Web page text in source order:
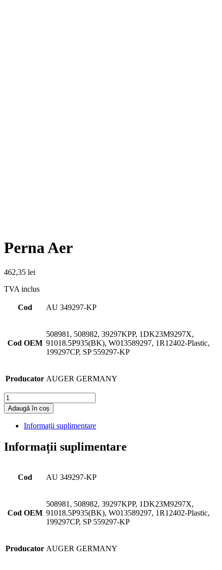
Perna Aer
462,35 lei
TVA inclus
Cod AU 349297-KP
Cod OEM
508981, 508982, 39297KPP, 1DK23M9297X,
91018.5P935(BK), W013589297, 1R12402-Plastic,
199297CP, SP 559297-KP
Producator AUGER GERMANY
Cantitate
Adaugă în coș
Informații suplimentare
Informații suplimentare
Cod AU 349297-KP
Cod OEM
508981, 508982, 39297KPP, 1DK23M9297X,
91018.5P935(BK), W013589297, 1R12402-Plastic,
199297CP, SP 559297-KP
Producator AUGER GERMANY